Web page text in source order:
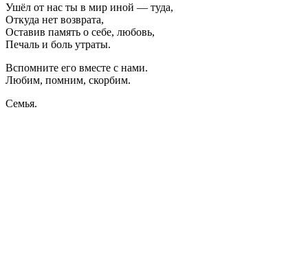
Ушёл от нас ты в мир иной — туда,
Откуда нет возврата,
Оставив память о себе, любовь,
Печаль и боль утраты.
Вспомните его вместе с нами.
Любим, помним, скорбим.
Семья.